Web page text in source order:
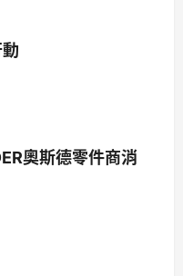
奧斯德零件商消